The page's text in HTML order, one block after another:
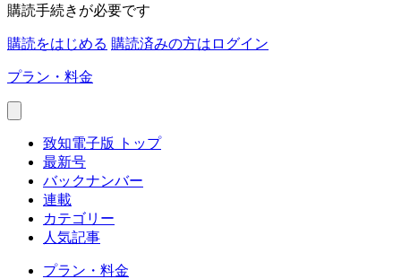
購読手続きが必要です
購読をはじめる 購読済みの方はログイン
プラン・料金
致知電子版 トップ
最新号
バックナンバー
連載
カテゴリー
人気記事
プラン・料金